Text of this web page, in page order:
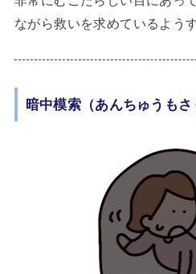
ながら救いを求めているようす
暗中模索（あんちゅうもさ